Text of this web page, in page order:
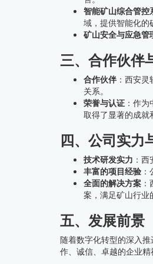
智能矿山综合管控
域，提供智能化的
矿山安全与应急管
三、合作伙伴
合作伙伴 ：西安
关系。
荣誉与认证 ：作
取得了显著的成就
四、公司实力
技术研发实力 ：
丰富的项目经验
全面的解决方案
案，满足矿山行业
五、发展前景
随着数字化转型的深入
作、诚信、卓越的企业精